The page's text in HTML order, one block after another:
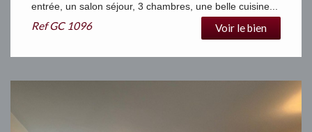
entrée, un salon séjour, 3 chambres, une belle cuisine...
RefGC 1096 Voir le bien